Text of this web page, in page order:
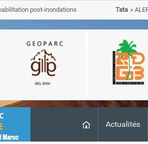
Actualités
post-inondations
ALERTE
progresse dans